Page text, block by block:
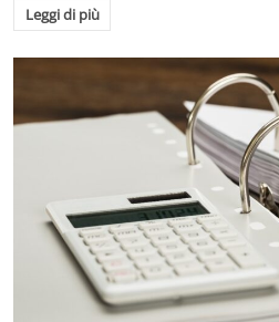
Leggi di più